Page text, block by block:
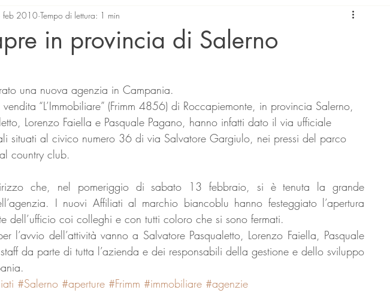
in provincia di Salerno
feb 2010 Tempo di lettura: 1 min
stelle su 5.
una nuova agenzia in Campania.
“L’Immobiliare” (Frimm 4856) di Roccapiemonte, in provincia Salerno,
Lorenzo Faiella e Pasquale Pagano, hanno infatti dato il via ufficiale
situati al civico numero 36 di via Salvatore Gargiulo, nei pressi del parco
country club.
che, nel pomeriggio di sabato 13 febbraio, si è tenuta la grande
I nuovi Affiliati al marchio biancoblu hanno festeggiato l’apertura
dell’ufficio coi colleghi e con tutti coloro che si sono fermati.
l’avvio dell’attività vanno a Salvatore Pasqualetto, Lorenzo Faiella, Pasquale
da parte di tutta l’azienda e dei responsabili della gestione e dello sviluppo
#Salerno #aperture #Frimm #immobiliare #agenzie